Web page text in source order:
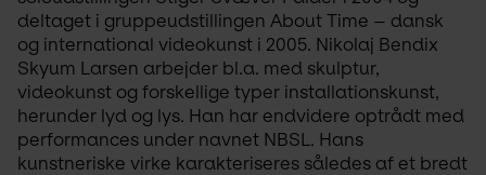
deltaget i gruppeudstillingen About Time – dansk
og international videokunst i 2005. Nikolaj Bendix
Skyum Larsen arbejder bl.a. med skulptur,
videokunst og forskellige typer installationskunst,
herunder lyd og lys. Han har endvidere optrådt med
performances under navnet NBSL. Hans
kunstneriske virke karakteriseres således af et bredt